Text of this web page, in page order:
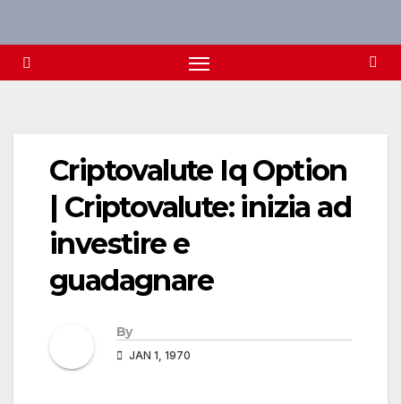
content
Criptovalute Iq Option
| Criptovalute: inizia ad
investire e
guadagnare
By
JAN 1, 1970